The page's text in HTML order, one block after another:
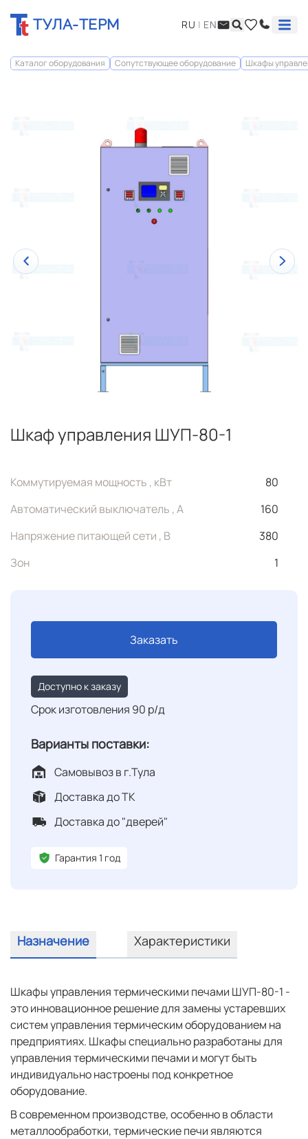
ТУЛА-ТЕРМ RU | EN
Каталог оборудования Сопутствующее оборудование Шкафы
Шкаф управления ШУП-80-1
Коммутируемая мощность , кВт
80
Автоматический выключатель , А
160
Напряжение питающей сети , В
380
Зон
1
Заказать
Доступно к заказу
Срок изготовления 90 р/д
Варианты поставки:
Самовывоз в г.Тула
Доставка до ТК
Доставка до "дверей"
Гарантия 1 год
Назначение Характеристики
Шкафы управления термическими печами ШУП-80-1 -
это инновационное решение для замены устаревших
систем управления термическим оборудованием на
предприятиях. Шкафы специально разработаны для
управления термическими печами и могут быть
индивидуально настроены под конкретное
оборудование.
В современном производстве, особенно в области
металлообработки, термические печи являются